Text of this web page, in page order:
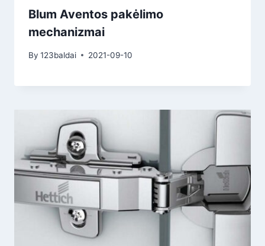
Blum Aventos pakėlimo
mechanizmai
By 123baldai 2021-09-10